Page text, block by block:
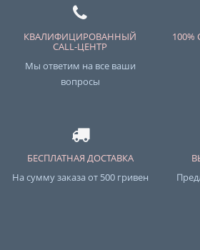
КВАЛИФИЦИРОВАННЫЙ
CALL-ЦЕНТР
Мы ответим на все ваши
вопросы
БЕСПЛАТНАЯ ДОСТАВКА
На сумму заказа от 500 гривен